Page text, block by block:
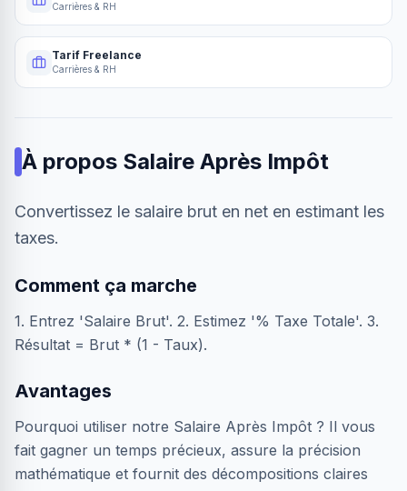
Carrières & RH
Tarif Freelance
Carrières & RH
À propos Salaire Après Impôt
Convertissez le salaire brut en net en estimant les
taxes.
Comment ça marche
1. Entrez 'Salaire Brut'. 2. Estimez '% Taxe Totale'. 3.
Résultat = Brut * (1 - Taux).
Avantages
Pourquoi utiliser notre Salaire Après Impôt ? Il vous
fait gagner un temps précieux, assure la précision
mathématique et fournit des décompositions claires